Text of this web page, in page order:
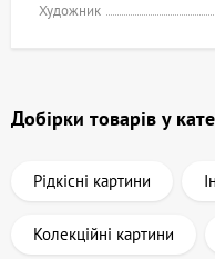
Художник
Добірки товарів у
Рідкісні картини
Колекційні картини